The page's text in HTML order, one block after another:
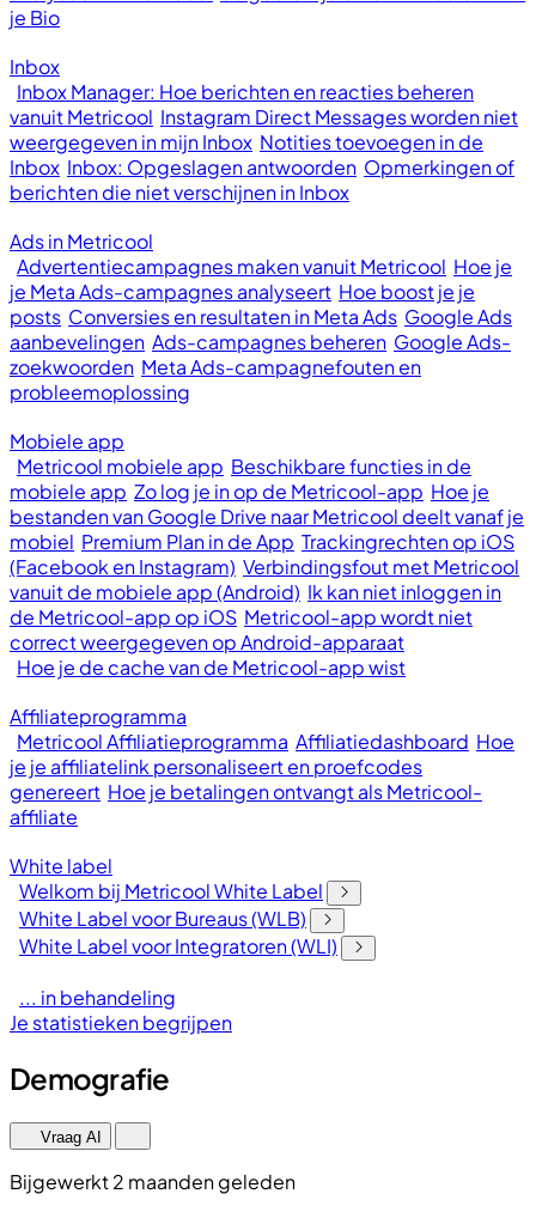
je Bio
Inbox
Inbox Manager: Hoe berichten en reacties beheren
vanuit Metricool Instagram Direct Messages worden niet
weergegeven in mijn Inbox Notities toevoegen in de
Inbox Inbox: Opgeslagen antwoorden Opmerkingen of
berichten die niet verschijnen in Inbox
Ads in Metricool
Advertentiecampagnes maken vanuit Metricool Hoe je
je Meta Ads-campagnes analyseert Hoe boost je je
posts Conversies en resultaten in Meta Ads Google Ads
aanbevelingen Ads-campagnes beheren Google Ads-
zoekwoorden Meta Ads-campagnefouten en
probleemoplossing
Mobiele app
Metricool mobiele app Beschikbare functies in de
mobiele app Zo log je in op de Metricool-app Hoe je
bestanden van Google Drive naar Metricool deelt vanaf je
mobiel Premium Plan in de App Trackingrechten op iOS
(Facebook en Instagram) Verbindingsfout met Metricool
vanuit de mobiele app (Android) Ik kan niet inloggen in
de Metricool-app op iOS Metricool-app wordt niet
correct weergegeven op Android-apparaat
Hoe je de cache van de Metricool-app wist
Affiliateprogramma
Metricool Affiliatieprogramma Affiliatiedashboard Hoe
je je affiliatelink personaliseert en proefcodes
genereert Hoe je betalingen ontvangt als Metricool-
affiliate
White label
Welkom bij Metricool White Label
White Label voor Bureaus (WLB)
White Label voor Integratoren (WLI)
... in behandeling
Je statistieken begrijpen
Demografie
Vraag AI
Bijgewerkt 2 maanden geleden